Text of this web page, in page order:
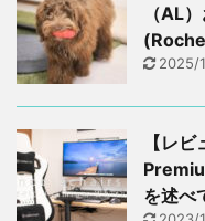
（AL
2025/
【レ
を述べ